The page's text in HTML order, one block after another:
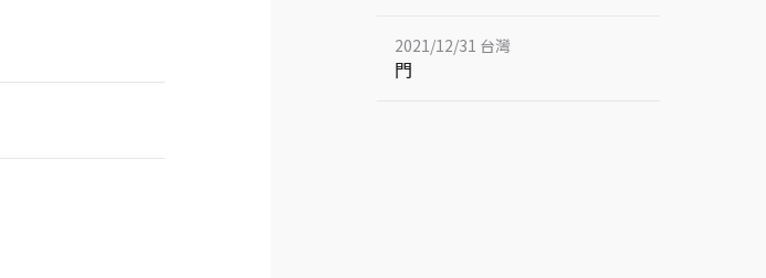
2021/12/31 台灣
門